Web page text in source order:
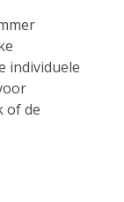
individuele
of de